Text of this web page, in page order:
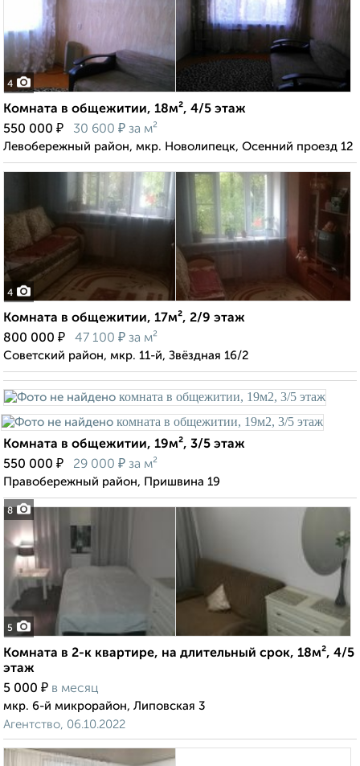
4
Комната в общежитии, 18м², 4/5 этаж
550 000 ₽ 30 600 ₽ за м²
Левобережный район, мкр. Новолипецк, Осенний проезд 12
4
Комната в общежитии, 17м², 2/9 этаж
800 000 ₽ 47 100 ₽ за м²
Советский район, мкр. 11-й, Звёздная 16/2
8
Комната в общежитии, 19м², 3/5 этаж
550 000 ₽ 29 000 ₽ за м²
Правобережный район, Пришвина 19
5
Комната в 2-к квартире, на длительный срок, 18м², 4/5
этаж
5 000 ₽ в месяц
мкр. 6-й микрорайон, Липовская 3
Агентство, 06.10.2022